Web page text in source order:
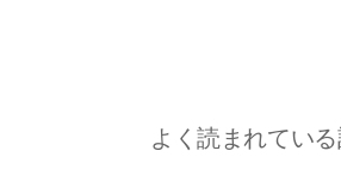
よく読まれてい